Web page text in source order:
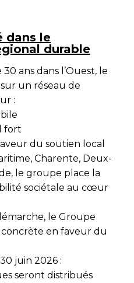
dans le
durable
ans dans l’Ouest, le
un réseau de
:
fort
du soutien local
Charente, Deux-
, le groupe place la
sociétale au cœur
le Groupe
en faveur du
juin 2026 :
seront distribués